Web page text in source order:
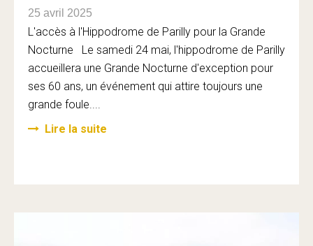
25 avril 2025
L'accès à l'Hippodrome de Parilly pour la Grande
Nocturne Le samedi 24 mai, l'hippodrome de Parilly
accueillera une Grande Nocturne d'exception pour
ses 60 ans, un événement qui attire toujours une
grande foule....
Lire la suite